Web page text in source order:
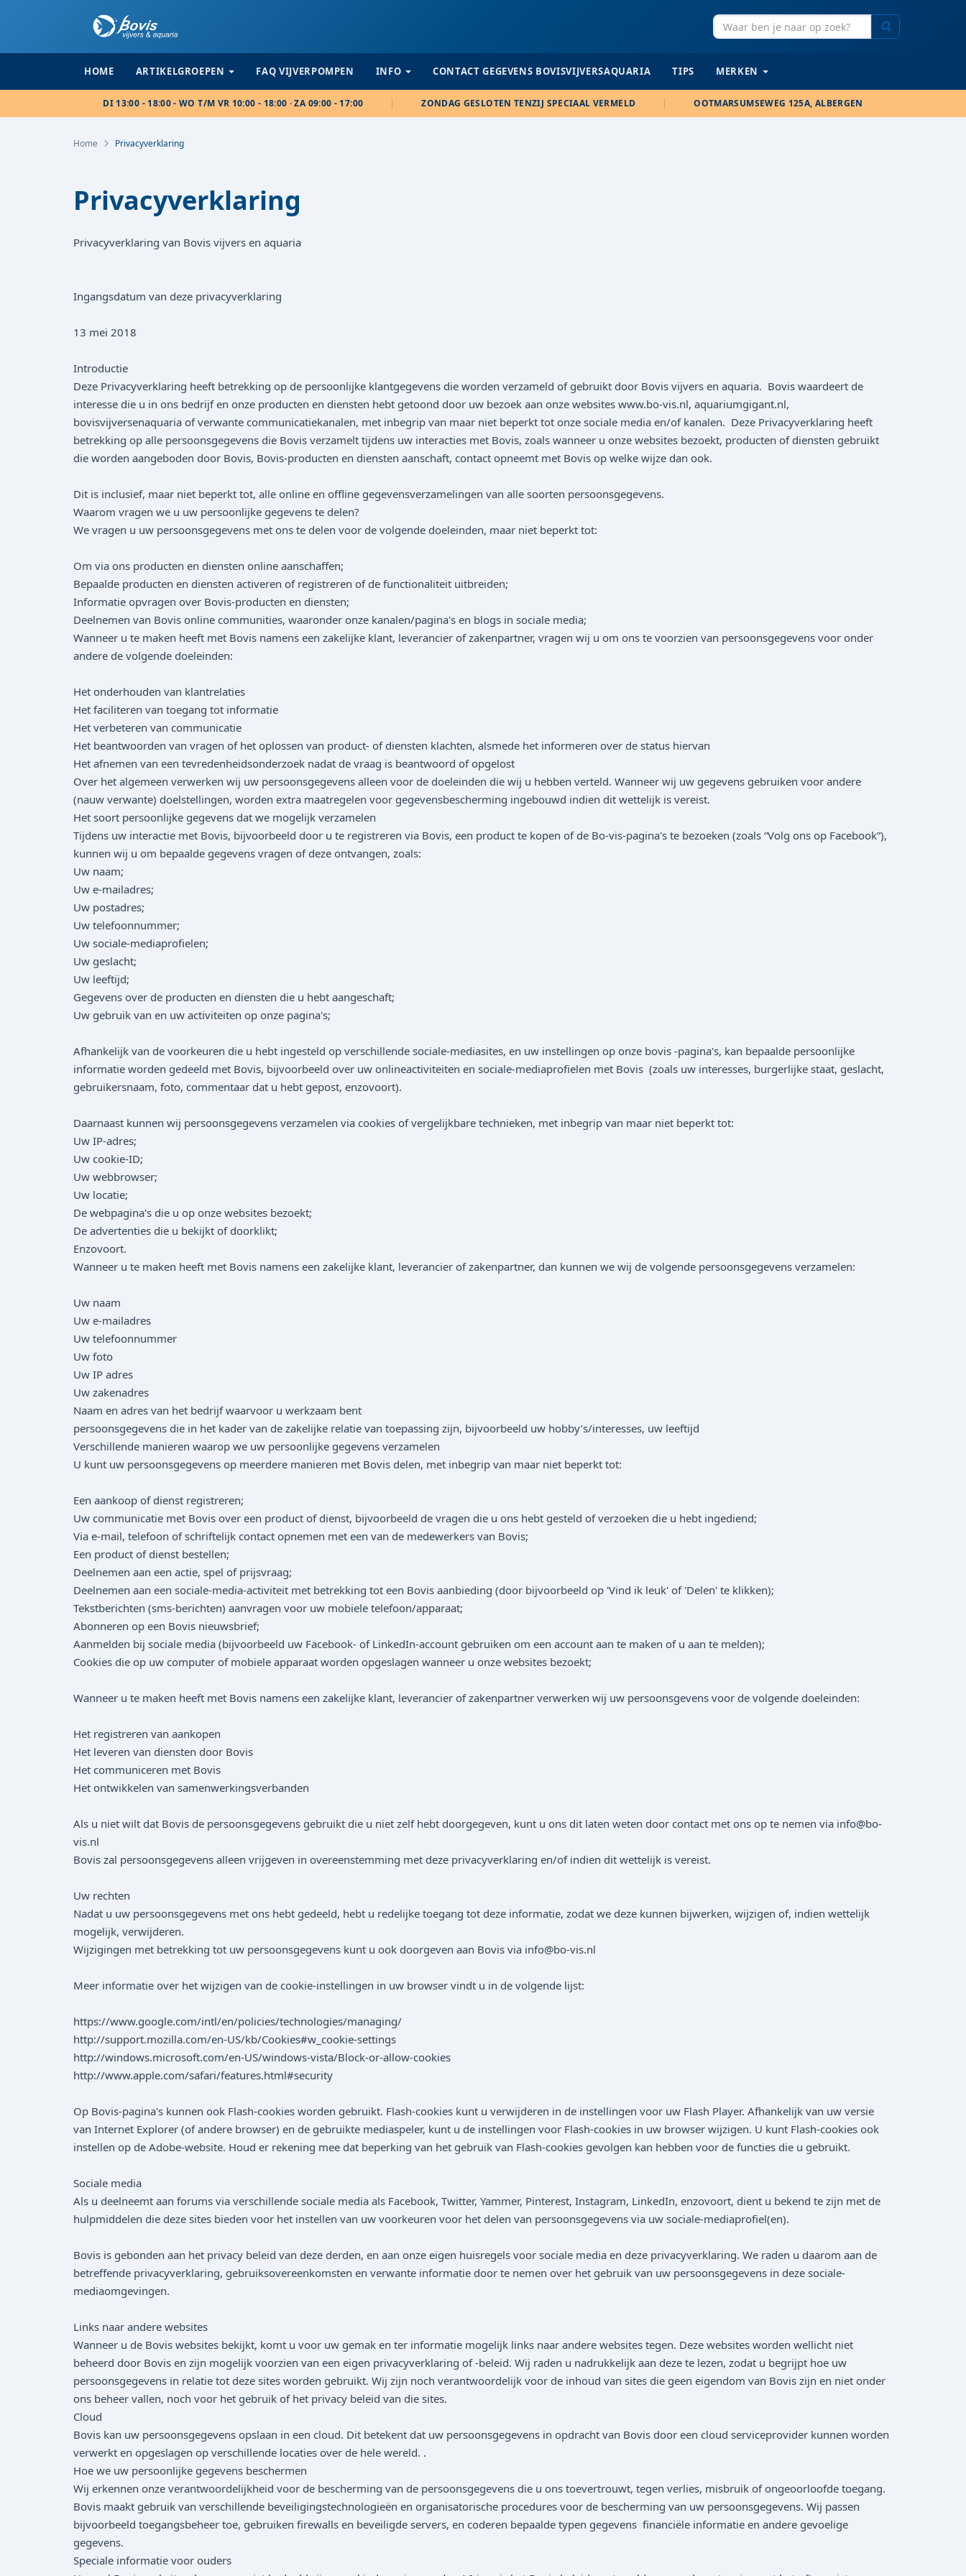
HOME ARTIKELGROEPEN FAQ VIJVERPOMPEN INFO CONTACT GEGEVENS BOVISVIJVERSAQUARIA TIPS MERKEN
DI 13:00 - 18:00 - WO T/M VR 10:00 - 18:00 · ZA 09:00 - 17:00 ZONDAG GESLOTEN TENZIJ SPECIAAL VERMELD OOTMARSUMSEWEG 125A, ALBERGEN
Home Privacyverklaring
Privacyverklaring
Privacyverklaring van Bovis vijvers en aquaria
Ingangsdatum van deze privacyverklaring
13 mei 2018
Introductie
Deze Privacyverklaring heeft betrekking op de persoonlijke klantgegevens die worden verzameld of gebruikt door Bovis vijvers en aquaria. Bovis waardeert de
interesse die u in ons bedrijf en onze producten en diensten hebt getoond door uw bezoek aan onze websites www.bo-vis.nl, aquariumgigant.nl,
bovisvijversenaquaria of verwante communicatiekanalen, met inbegrip van maar niet beperkt tot onze sociale media en/of kanalen. Deze Privacyverklaring heeft
betrekking op alle persoonsgegevens die Bovis verzamelt tijdens uw interacties met Bovis, zoals wanneer u onze websites bezoekt, producten of diensten gebruikt
die worden aangeboden door Bovis, Bovis-producten en diensten aanschaft, contact opneemt met Bovis op welke wijze dan ook.
Dit is inclusief, maar niet beperkt tot, alle online en offline gegevensverzamelingen van alle soorten persoonsgegevens.
Waarom vragen we u uw persoonlijke gegevens te delen?
We vragen u uw persoonsgegevens met ons te delen voor de volgende doeleinden, maar niet beperkt tot:
Om via ons producten en diensten online aanschaffen;
Bepaalde producten en diensten activeren of registreren of de functionaliteit uitbreiden;
Informatie opvragen over Bovis-producten en diensten;
Deelnemen van Bovis online communities, waaronder onze kanalen/pagina's en blogs in sociale media;
Wanneer u te maken heeft met Bovis namens een zakelijke klant, leverancier of zakenpartner, vragen wij u om ons te voorzien van persoonsgegevens voor onder
andere de volgende doeleinden:
Het onderhouden van klantrelaties
Het faciliteren van toegang tot informatie
Het verbeteren van communicatie
Het beantwoorden van vragen of het oplossen van product- of diensten klachten, alsmede het informeren over de status hiervan
Het afnemen van een tevredenheidsonderzoek nadat de vraag is beantwoord of opgelost
Over het algemeen verwerken wij uw persoonsgegevens alleen voor de doeleinden die wij u hebben verteld. Wanneer wij uw gegevens gebruiken voor andere
(nauw verwante) doelstellingen, worden extra maatregelen voor gegevensbescherming ingebouwd indien dit wettelijk is vereist.
Het soort persoonlijke gegevens dat we mogelijk verzamelen
Tijdens uw interactie met Bovis, bijvoorbeeld door u te registreren via Bovis, een product te kopen of de Bo-vis-pagina's te bezoeken (zoals “Volg ons op Facebook”),
kunnen wij u om bepaalde gegevens vragen of deze ontvangen, zoals:
Uw naam;
Uw e-mailadres;
Uw postadres;
Uw telefoonnummer;
Uw sociale-mediaprofielen;
Uw geslacht;
Uw leeftijd;
Gegevens over de producten en diensten die u hebt aangeschaft;
Uw gebruik van en uw activiteiten op onze pagina's;
Afhankelijk van de voorkeuren die u hebt ingesteld op verschillende sociale-mediasites, en uw instellingen op onze bovis -pagina's, kan bepaalde persoonlijke
informatie worden gedeeld met Bovis, bijvoorbeeld over uw onlineactiviteiten en sociale-mediaprofielen met Bovis (zoals uw interesses, burgerlijke staat, geslacht,
gebruikersnaam, foto, commentaar dat u hebt gepost, enzovoort).
Daarnaast kunnen wij persoonsgegevens verzamelen via cookies of vergelijkbare technieken, met inbegrip van maar niet beperkt tot:
Uw IP-adres;
Uw cookie-ID;
Uw webbrowser;
Uw locatie;
De webpagina's die u op onze websites bezoekt;
De advertenties die u bekijkt of doorklikt;
Enzovoort.
Wanneer u te maken heeft met Bovis namens een zakelijke klant, leverancier of zakenpartner, dan kunnen we wij de volgende persoonsgegevens verzamelen:
Uw naam
Uw e-mailadres
Uw telefoonnummer
Uw foto
Uw IP adres
Uw zakenadres
Naam en adres van het bedrijf waarvoor u werkzaam bent
persoonsgegevens die in het kader van de zakelijke relatie van toepassing zijn, bijvoorbeeld uw hobby’s/interesses, uw leeftijd
Verschillende manieren waarop we uw persoonlijke gegevens verzamelen
U kunt uw persoonsgegevens op meerdere manieren met Bovis delen, met inbegrip van maar niet beperkt tot:
Een aankoop of dienst registreren;
Uw communicatie met Bovis over een product of dienst, bijvoorbeeld de vragen die u ons hebt gesteld of verzoeken die u hebt ingediend;
Via e-mail, telefoon of schriftelijk contact opnemen met een van de medewerkers van Bovis;
Een product of dienst bestellen;
Deelnemen aan een actie, spel of prijsvraag;
Deelnemen aan een sociale-media-activiteit met betrekking tot een Bovis aanbieding (door bijvoorbeeld op 'Vind ik leuk' of 'Delen' te klikken);
Tekstberichten (sms-berichten) aanvragen voor uw mobiele telefoon/apparaat;
Abonneren op een Bovis nieuwsbrief;
Aanmelden bij sociale media (bijvoorbeeld uw Facebook- of LinkedIn-account gebruiken om een account aan te maken of u aan te melden);
Cookies die op uw computer of mobiele apparaat worden opgeslagen wanneer u onze websites bezoekt;
Wanneer u te maken heeft met Bovis namens een zakelijke klant, leverancier of zakenpartner verwerken wij uw persoonsgevens voor de volgende doeleinden:
Het registreren van aankopen
Het leveren van diensten door Bovis
Het communiceren met Bovis
Het ontwikkelen van samenwerkingsverbanden
Als u niet wilt dat Bovis de persoonsgegevens gebruikt die u niet zelf hebt doorgegeven, kunt u ons dit laten weten door contact met ons op te nemen via info@bo-
vis.nl
Bovis zal persoonsgegevens alleen vrijgeven in overeenstemming met deze privacyverklaring en/of indien dit wettelijk is vereist.
Uw rechten
Nadat u uw persoonsgegevens met ons hebt gedeeld, hebt u redelijke toegang tot deze informatie, zodat we deze kunnen bijwerken, wijzigen of, indien wettelijk
mogelijk, verwijderen.
Wijzigingen met betrekking tot uw persoonsgegevens kunt u ook doorgeven aan Bovis via info@bo-vis.nl
Meer informatie over het wijzigen van de cookie-instellingen in uw browser vindt u in de volgende lijst:
https://www.google.com/intl/en/policies/technologies/managing/
http://support.mozilla.com/en-US/kb/Cookies#w_cookie-settings
http://windows.microsoft.com/en-US/windows-vista/Block-or-allow-cookies
http://www.apple.com/safari/features.html#security
Op Bovis-pagina's kunnen ook Flash-cookies worden gebruikt. Flash-cookies kunt u verwijderen in de instellingen voor uw Flash Player. Afhankelijk van uw versie
van Internet Explorer (of andere browser) en de gebruikte mediaspeler, kunt u de instellingen voor Flash-cookies in uw browser wijzigen. U kunt Flash-cookies ook
instellen op de Adobe-website. Houd er rekening mee dat beperking van het gebruik van Flash-cookies gevolgen kan hebben voor de functies die u gebruikt.
Sociale media
Als u deelneemt aan forums via verschillende sociale media als Facebook, Twitter, Yammer, Pinterest, Instagram, LinkedIn, enzovoort, dient u bekend te zijn met de
hulpmiddelen die deze sites bieden voor het instellen van uw voorkeuren voor het delen van persoonsgegevens via uw sociale-mediaprofiel(en).
Bovis is gebonden aan het privacy beleid van deze derden, en aan onze eigen huisregels voor sociale media en deze privacyverklaring. We raden u daarom aan de
betreffende privacyverklaring, gebruiksovereenkomsten en verwante informatie door te nemen over het gebruik van uw persoonsgegevens in deze sociale-
mediaomgevingen.
Links naar andere websites
Wanneer u de Bovis websites bekijkt, komt u voor uw gemak en ter informatie mogelijk links naar andere websites tegen. Deze websites worden wellicht niet
beheerd door Bovis en zijn mogelijk voorzien van een eigen privacyverklaring of -beleid. Wij raden u nadrukkelijk aan deze te lezen, zodat u begrijpt hoe uw
persoonsgegevens in relatie tot deze sites worden gebruikt. Wij zijn noch verantwoordelijk voor de inhoud van sites die geen eigendom van Bovis zijn en niet onder
ons beheer vallen, noch voor het gebruik of het privacy beleid van die sites.
Cloud
Bovis kan uw persoonsgegevens opslaan in een cloud. Dit betekent dat uw persoonsgegevens in opdracht van Bovis door een cloud serviceprovider kunnen worden
verwerkt en opgeslagen op verschillende locaties over de hele wereld. .
Hoe we uw persoonlijke gegevens beschermen
Wij erkennen onze verantwoordelijkheid voor de bescherming van de persoonsgegevens die u ons toevertrouwt, tegen verlies, misbruik of ongeoorloofde toegang.
Bovis maakt gebruik van verschillende beveiligingstechnologieën en organisatorische procedures voor de bescherming van uw persoonsgegevens. Wij passen
bijvoorbeeld toegangsbeheer toe, gebruiken firewalls en beveiligde servers, en coderen bepaalde typen gegevens financiële informatie en andere gevoelige
gegevens.
Speciale informatie voor ouders